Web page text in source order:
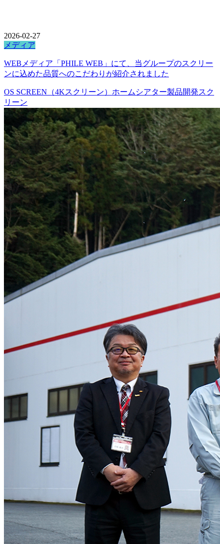
2026-02-27
メディア
WEBメディア「PHILE WEB」にて、当グループのスクリー
ンに込めた品質へのこだわりが紹介されました
OS SCREEN（4Kスクリーン） ホームシアター製品開発スク
リーン